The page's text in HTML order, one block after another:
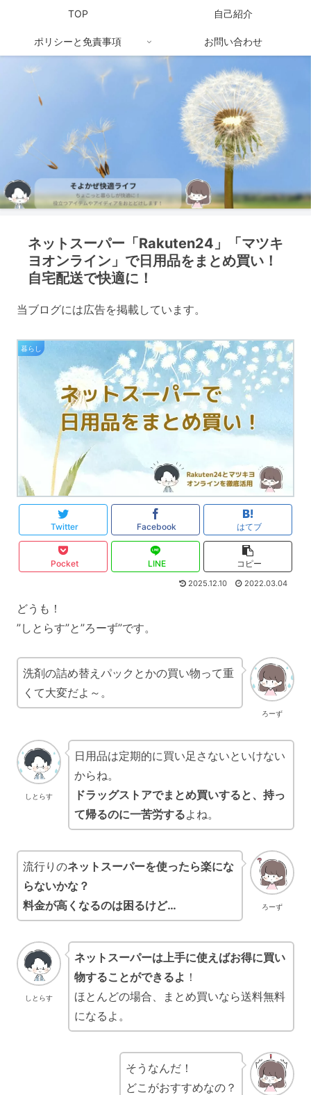
TOP 自己紹介
ポリシーと免責事項 お問い合わせ
ネットスーパー「Rakuten24」「マツキ
ヨオンライン」で日用品をまとめ買い！
自宅配送で快適に！
当ブログには広告を掲載しています。
暮らし
Twitter Facebook はてブ
Pocket LINE コピー
2025.12.10 2022.03.04
どうも！
”しとらす”と”ろーず”です。
ろーず
洗剤の詰め替えパックとかの買い物って重
くて大変だよ～。
しとらす
日用品は定期的に買い足さないといけない
からね。
ドラッグストアでまとめ買いすると、持っ
て帰るのに一苦労するよね。
ろーず
流行りのネットスーパーを使ったら楽にな
らないかな？
料金が高くなるのは困るけど…
しとらす
ネットスーパーは 上手に使えばお得に買い
物することができるよ ！
ほとんどの場合、まとめ買いなら送料無料
になるよ。
そうなんだ！
どこがおすすめなの？